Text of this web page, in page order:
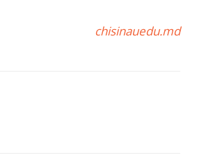
chisinauedu.md